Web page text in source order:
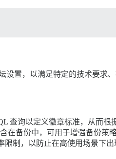
设置，以满足特定的技术要求
查询以定义徽章标准，从而根
在备份中，可用于增强备份策略
限制，以防止在高使用场景下出